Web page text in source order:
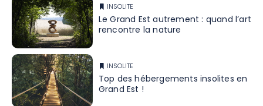
INSOLITE
Le Grand Est autrement : quand l’art
rencontre la nature
INSOLITE
Top des hébergements insolites en
Grand Est !